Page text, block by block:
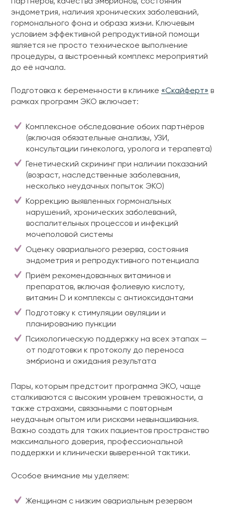
эндометрия, наличия хронических заболеваний,
гормонального фона и образа жизни. Ключевым
условием эффективной репродуктивной помощи
является не просто техническое выполнение
процедуры, а выстроенный комплекс мероприятий
до её начала.
Подготовка к беременности в клинике «Скайферт» в
рамках программ ЭКО включает:
Комплексное обследование обоих партнёров
(включая обязательные анализы, УЗИ,
консультации гинеколога, уролога и терапевта)
Генетический скрининг при наличии показаний
(возраст, наследственные заболевания,
несколько неудачных попыток ЭКО)
Коррекцию выявленных гормональных
нарушений, хронических заболеваний,
воспалительных процессов и инфекций
мочеполовой системы
Оценку овариального резерва, состояния
эндометрия и репродуктивного потенциала
Приём рекомендованных витаминов и
препаратов, включая фолиевую кислоту,
витамин D и комплексы с антиоксидантами
Подготовку к стимуляции овуляции и
планированию пункции
Психологическую поддержку на всех этапах —
от подготовки к протоколу до переноса
эмбриона и ожидания результата
Пары, которым предстоит программа ЭКО, чаще
сталкиваются с высоким уровнем тревожности, а
также страхами, связанными с повторным
неудачным опытом или рисками невынашивания.
Важно создать для таких пациентов пространство
максимального доверия, профессиональной
поддержки и клинически выверенной тактики.
Особое внимание мы уделяем:
Женщинам с низким овариальным резервом